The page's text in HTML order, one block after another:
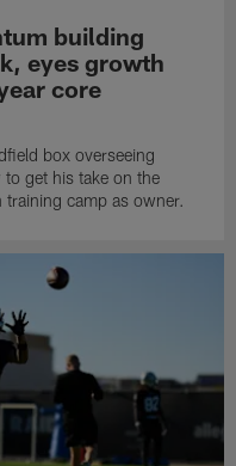
building
eyes growth
core
box overseeing
get his take on the
camp as owner.